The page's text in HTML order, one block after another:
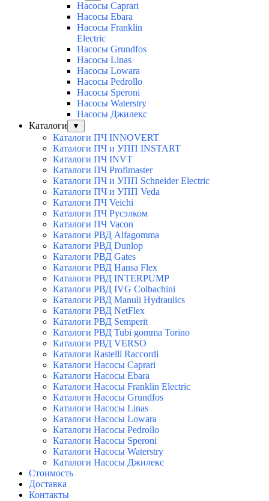
Насосы Caprari
Насосы Ebara
Насосы Franklin
Electric
Насосы Grundfos
Насосы Linas
Насосы Lowara
Насосы Pedrollo
Насосы Speroni
Насосы Waterstry
Насосы Джилекс
Каталоги
▼
Каталоги ПЧ INNOVERT
Каталоги ПЧ и УПП INSTART
Каталоги ПЧ INVT
Каталоги ПЧ Profimaster
Каталоги ПЧ и УПП Schneider Electric
Каталоги ПЧ и УПП Veda
Каталоги ПЧ Veichi
Каталоги ПЧ Русэлком
Каталоги ПЧ Vacon
Каталоги РВД Alfagomma
Каталоги РВД Dunlop
Каталоги РВД Gates
Каталоги РВД Hansa Flex
Каталоги РВД INTERPUMP
Каталоги РВД IVG Colbachini
Каталоги РВД Manuli Hydraulics
Каталоги РВД NetFlex
Каталоги РВД Semperit
Каталоги РВД Tubi gomma Torino
Каталоги РВД VERSO
Каталоги Rastelli Raccordi
Каталоги Насосы Caprari
Каталоги Насосы Ebara
Каталоги Насосы Franklin Electric
Каталоги Насосы Grundfos
Каталоги Насосы Linas
Каталоги Насосы Lowara
Каталоги Насосы Pedrollo
Каталоги Насосы Speroni
Каталоги Насосы Waterstry
Каталоги Насосы Джилекс
Стоимость
Доставка
Контакты